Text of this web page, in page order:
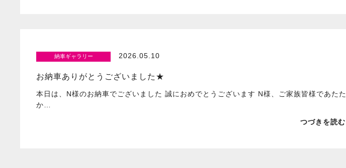
納車ギャラリー 2026.05.10
お納車ありがとうございました★
本日は、N様のお納車でございました 誠におめでとうございます N様、ご家族皆様であたた
か…
つづきを読む